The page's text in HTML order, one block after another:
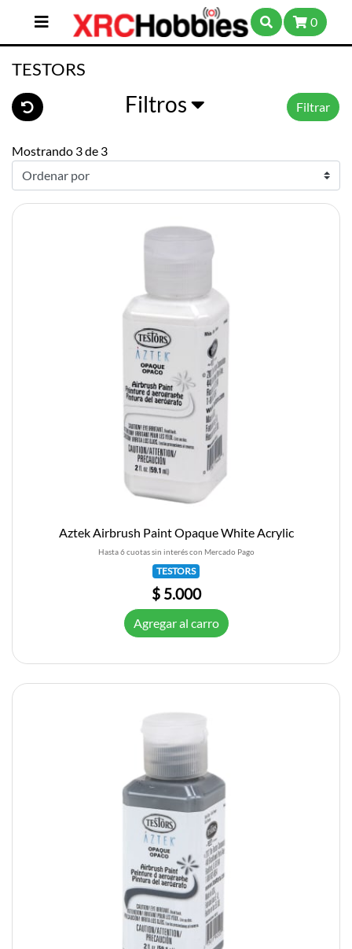
0
TESTORS
Filtros Filtrar
Mostrando 3 de 3
Aztek Airbrush Paint Opaque White Acrylic
Hasta 6 cuotas sin interés con Mercado Pago
TESTORS
$ 5.000
Agregar al carro